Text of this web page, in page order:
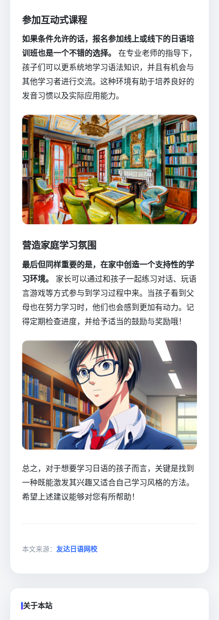
参加互动式课程
如果条件允许的话，报名参加线上或线下的日语培
训班也是一个不错的选择。
在专业老师的指导下，
孩子们可以更系统地学习语法知识，并且有机会与
其他学习者进行交流。这种环境有助于培养良好的
发音习惯以及实际应用能力。
营造家庭学习氛围
最后但同样重要的是，在家中创造一个支持性的学
习环境。
家长可以通过和孩子一起练习对话、玩语
言游戏等方式参与到学习过程中来。当孩子看到父
母也在努力学习时，他们也会感到更加有动力。记
得定期检查进度，并给予适当的鼓励与奖励哦！
总之，对于想要学习日语的孩子而言，关键是找到
一种既能激发其兴趣又适合自己学习风格的方法。
希望上述建议能够对您有所帮助！
本文来源： 友达日语网校
关于本站